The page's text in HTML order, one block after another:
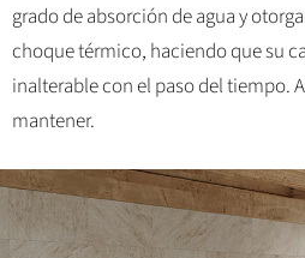
grado de absorción de agua y
choque térmico, haciendo que su
inalterable con el paso del tiempo.
mantener.